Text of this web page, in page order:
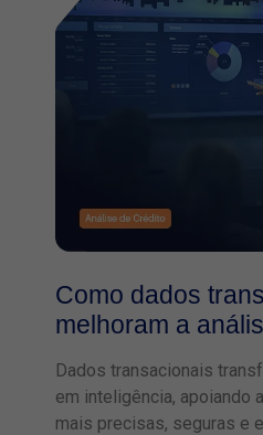
Como dados
melhoram a
Dados transacionais
em inteligência, apoiando
mais precisas, seguras e